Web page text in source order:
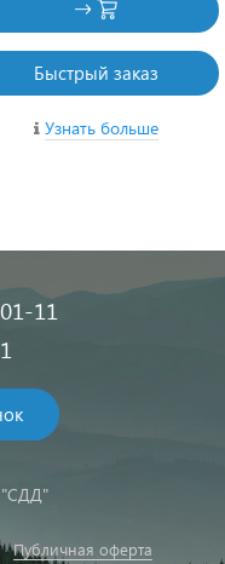
Быстрый заказ
Узнать больше
11
"СДД"
Публичная оферта